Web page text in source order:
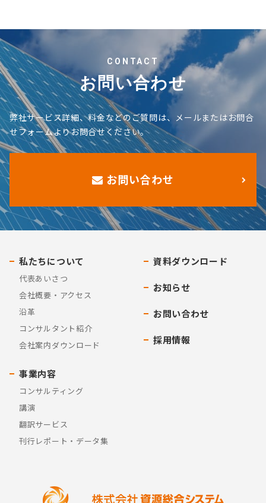
CONTACT
お問い合わせ
弊社サービス詳細、料金などのご質問は、メールまたはお問合
せフォームよりお問合せください。
お問い合わせ
私たちについて
代表あいさつ
会社概要・アクセス
沿革
コンサルタント紹介
会社案内ダウンロード
事業内容
コンサルティング
講演
翻訳サービス
刊行レポート・データ集
資料ダウンロード
お知らせ
お問い合わせ
採用情報